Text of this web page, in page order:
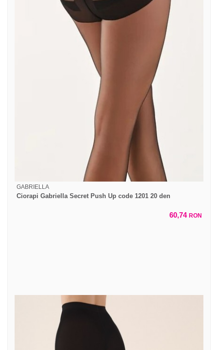
GABRIELLA
Ciorapi Gabriella Secret Push Up code 1201 20 den
60,74 RON